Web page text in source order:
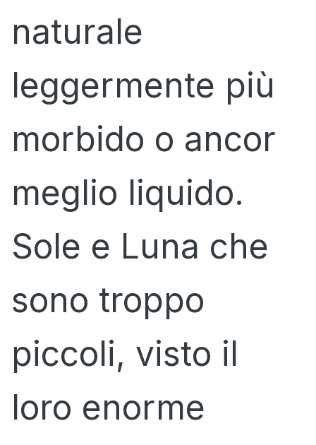
naturale
leggermente più
morbido o ancor
meglio liquido.
Sole e Luna che
sono troppo
piccoli, visto il
loro enorme